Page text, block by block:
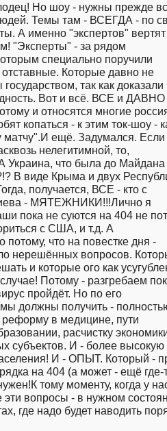
Но шоу - нужны прежде
Темы там - ВСЕГДА - по
А именно "экспертов" вертят
"Эксперты" - за рядом
специально поручили
отставные. Которые давно не
так как доказали
Вот и всё. ВСЕ и ДАВНО
и относятся многие
копаться - к этим ток-шоу -
матчу".И ещё. Задумался. Если
нелегитимной, то,
Украина, что была до Майдана
В виде Крыма и двух
получается, ВСЕ - кто с
- МЯТЕЖНИКИ!!!Лично я
пока не суются на 404 не
с США, и т.д. А
потому, что на повестке дня -
нерешённых вопросов.
и которые ого как
Потому - разгребаем
пройдёт. Но по его
должны получить -
в медицине, пути
расчистку
субъектов. И - более высокую
И - ОПЫТ. Который -
на 404 (а может - ещё где-
тому моменту, когда у
эти вопросы - в нужном
где надо будет наводить